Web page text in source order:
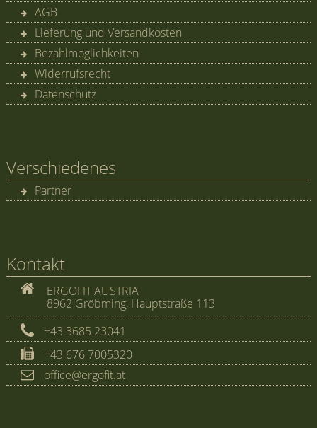
AGB
Lieferung und Versandkosten
Bezahlmöglichkeiten
Widerrufsrecht
Datenschutz
Verschiedenes
Partner
Kontakt
ERGOFIT AUSTRIA
8962 Gröbming, Hauptstraße 113
+43 3685 23041
+43 676 7005320
office@ergofit.at